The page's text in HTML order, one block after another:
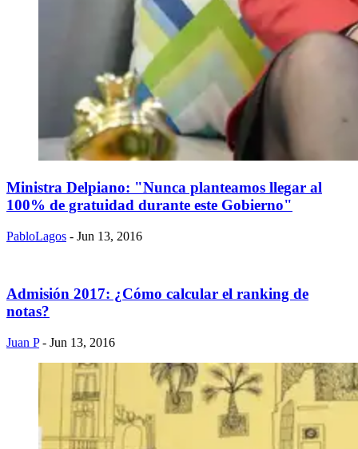
Ministra Delpiano: "Nunca planteamos llegar al
100% de gratuidad durante este Gobierno"
PabloLagos - Jun 13, 2016
Admisión 2017: ¿Cómo calcular el ranking de
notas?
Juan P - Jun 13, 2016